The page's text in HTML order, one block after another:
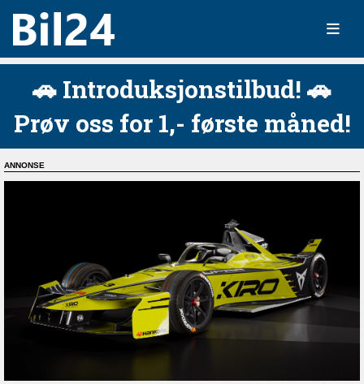
🚗 Introduksjonstilbud! 🚗
Prøv oss for 1,- første måned!